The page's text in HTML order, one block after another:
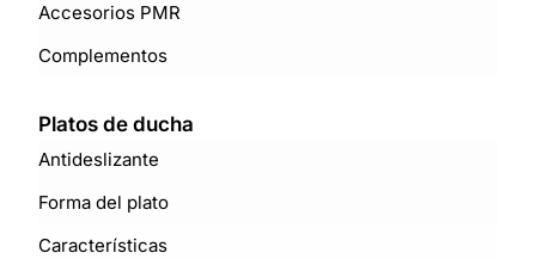
Accesorios PMR
Complementos
Platos de ducha
Antideslizante
Forma del plato
Características